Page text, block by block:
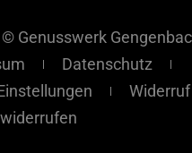
© Genusswerk
Datenschutz
Widerruf